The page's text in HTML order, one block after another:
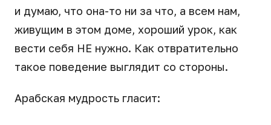
и думаю, что она-то ни за что, а всем нам,
живущим в этом доме, хороший урок, как
вести себя НЕ нужно. Как отвратительно
такое поведение выглядит со стороны.
Арабская мудрость гласит: